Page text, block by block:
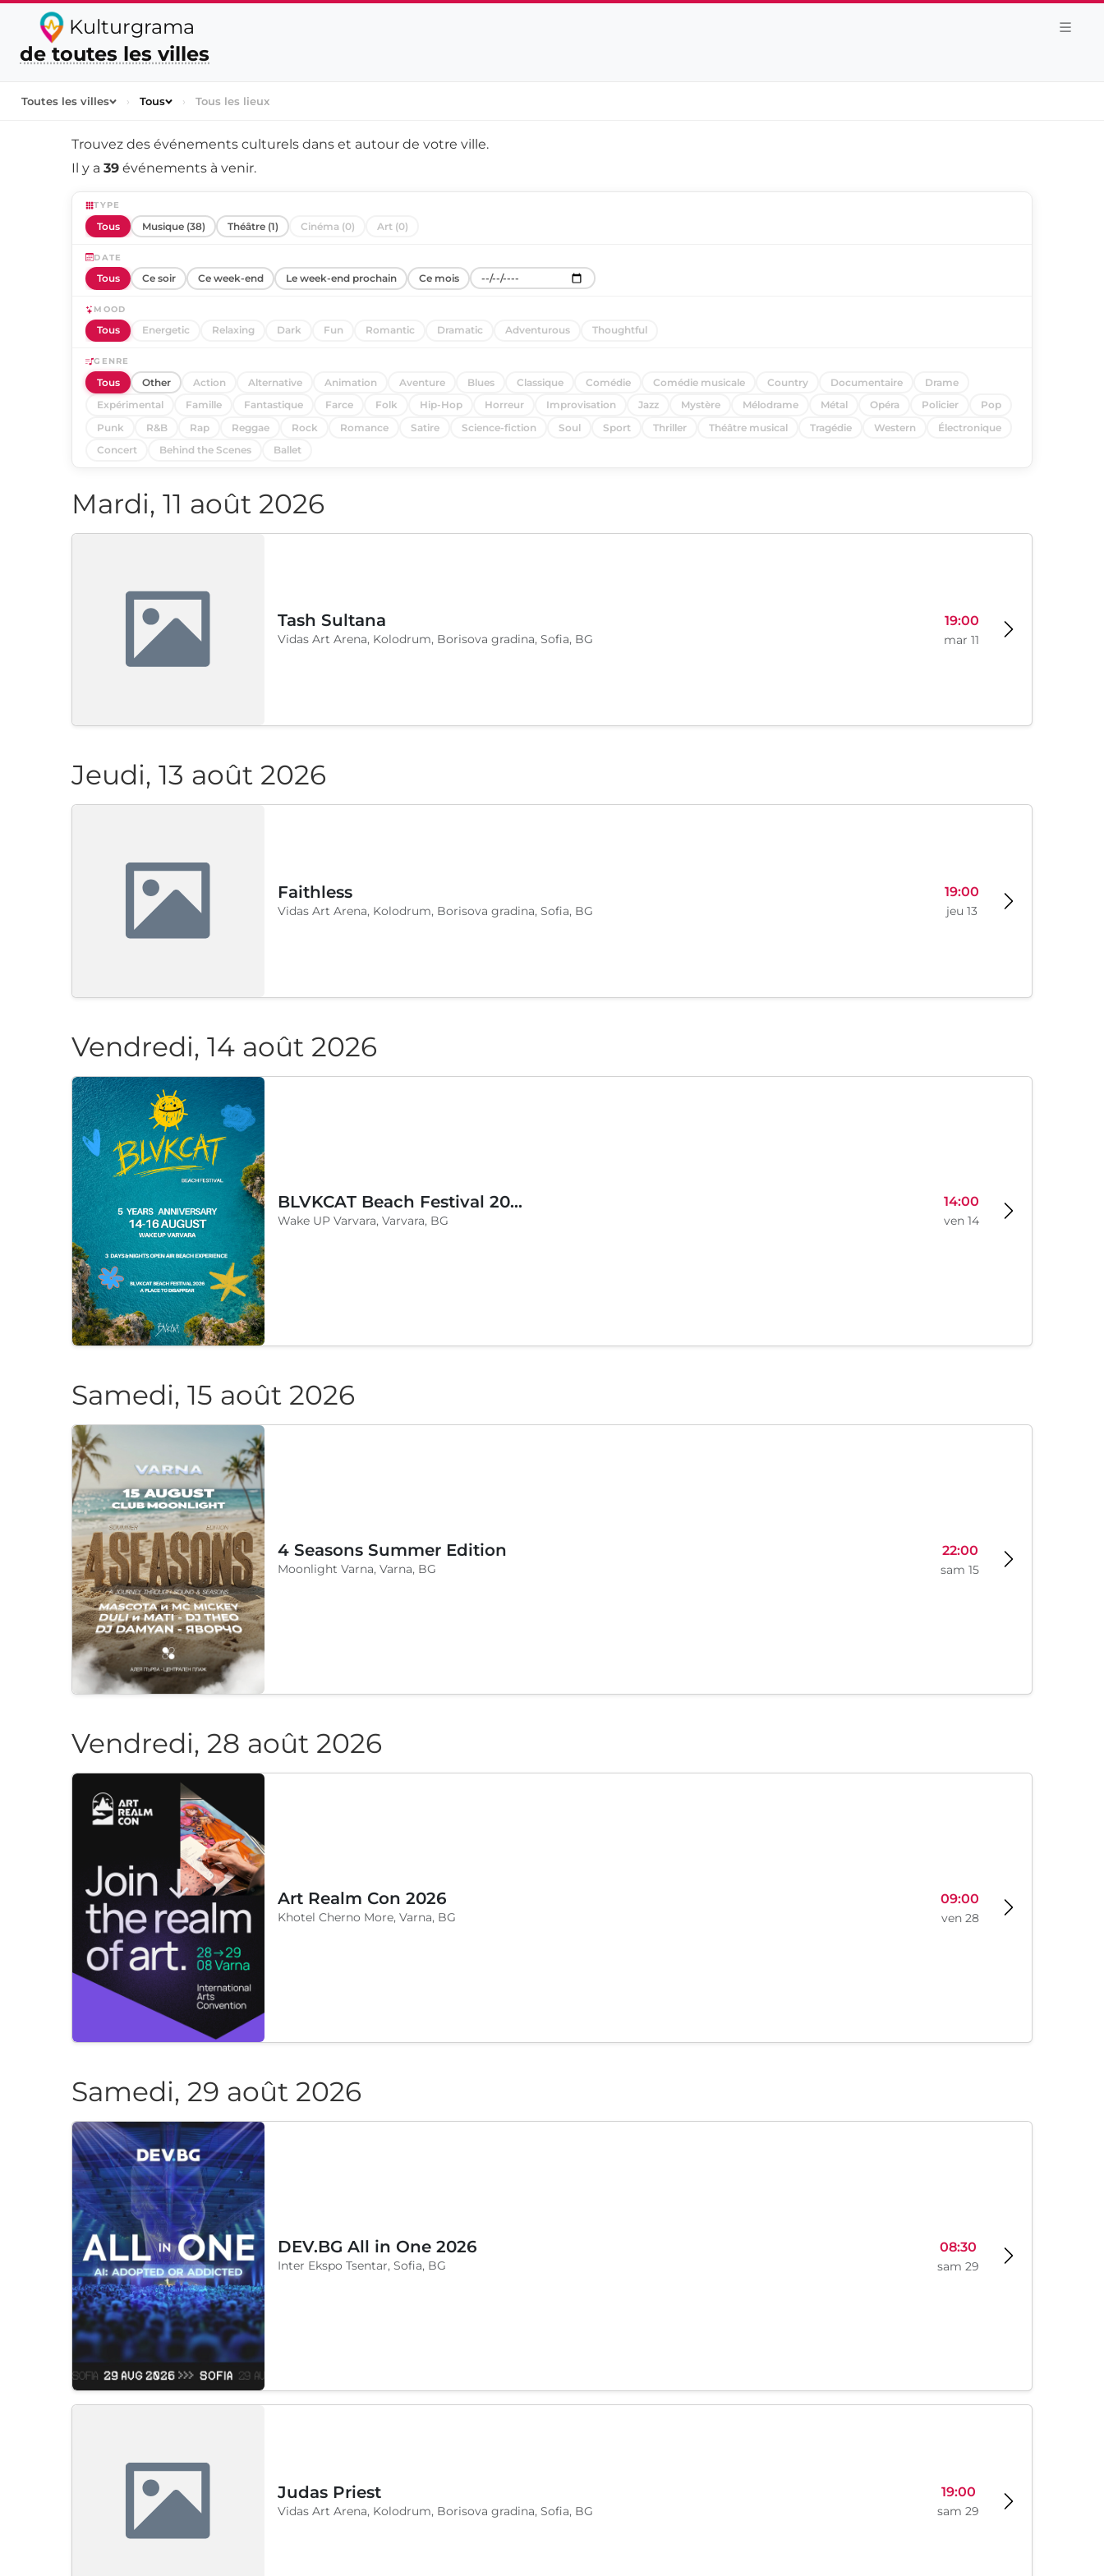
Kulturgrama
de toutes les villes
Toutes les villes › Tous › Tous les lieux
Trouvez des événements culturels dans et autour de votre ville.
Il y a 39 événements à venir.
TYPE
Tous Musique (38) Théâtre (1) Cinéma (0) Art (0)
DATE
Tous Ce soir Ce week-end Le week-end prochain Ce mois
MOOD
Tous Energetic Relaxing Dark Fun Romantic Dramatic Adventurous Thoughtful
GENRE
Tous Other Action Alternative Animation Aventure Blues Classique Comédie Comédie musicale Country Documentaire
Drame
Expérimental
Famille Fantastique Farce Folk Hip-Hop Horreur Improvisation Jazz Mystère Mélodrame Métal Opéra Policier
Pop
Punk
R&B Rap Reggae Rock Romance Satire Science-fiction Soul Sport Thriller Théâtre musical Tragédie Western
Électronique
Concert
Behind the Scenes Ballet
Mardi, 11 août 2026
Tash Sultana
Vidas Art Arena, Kolodrum, Borisova gradina, Sofia, BG
19:00
mar 11
Jeudi, 13 août 2026
Faithless
Vidas Art Arena, Kolodrum, Borisova gradina, Sofia, BG
19:00
jeu 13
Vendredi, 14 août 2026
BLVKCAT Beach Festival 2026, Wake up Varvara
Wake UP Varvara, Varvara, BG
14:00
ven 14
Samedi, 15 août 2026
4 Seasons Summer Edition
Moonlight Varna, Varna, BG
22:00
sam 15
Vendredi, 28 août 2026
Art Realm Con 2026
Khotel Cherno More, Varna, BG
09:00
ven 28
Samedi, 29 août 2026
DEV.BG All in One 2026
Inter Ekspo Tsentar, Sofia, BG
08:30
sam 29
Judas Priest
Vidas Art Arena, Kolodrum, Borisova gradina, Sofia, BG
19:00
sam 29